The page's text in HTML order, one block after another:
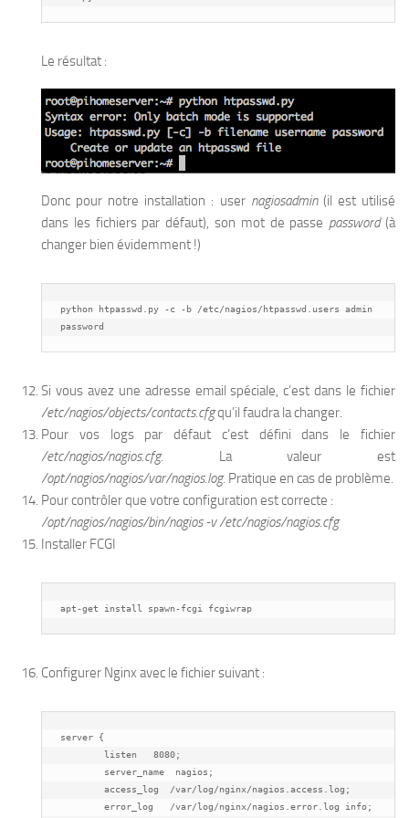
Le résultat :
Donc pour notre installation : user nagiosadmin(il est utilisé
dans les fichiers par défaut), son mot de passe password(à
changer bien évidemment !)
python htpasswd.py -c -b /etc/nagios/htpasswd.users admin
password
Si vous avez une adresse email spéciale, c’est dans le fichier
/etc/nagios/objects/contacts.cfgqu’il faudra la changer.
Pour vos logs par défaut c’est défini dans le fichier
/etc/nagios/nagios.cfg. La valeur est
/opt/nagios/nagios/var/nagios.log. Pratique en cas de problème.
Pour contrôler que votre configuration est correcte :
/opt/nagios/nagios/bin/nagios -v /etc/nagios/nagios.cfg
Installer FCGI
apt-get install spawn-fcgi fcgiwrap
Configurer Nginx avec le fichier suivant :
server {